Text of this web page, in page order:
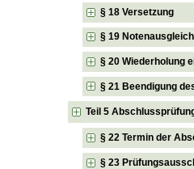
§ 18 Versetzung
§ 19 Notenausgleich
§ 20 Wiederholung
§ 21 Beendigung
Teil 5
§ 22 Termin der
§ 23